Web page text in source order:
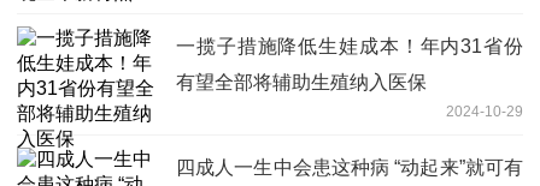
一揽子措施降低生娃成本！年内31省份
有望全部将辅助生殖纳入医保
2024-10-29
四成人一生中会患这种病 “动起来”就可有